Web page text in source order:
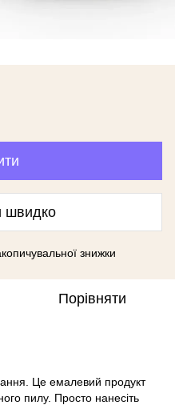
швидко
знижки
Порівняти
Це емалевий продукт
пилу. Просто нанесіть